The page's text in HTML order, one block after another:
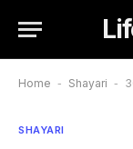
Home - Shayari -
SHAYARI